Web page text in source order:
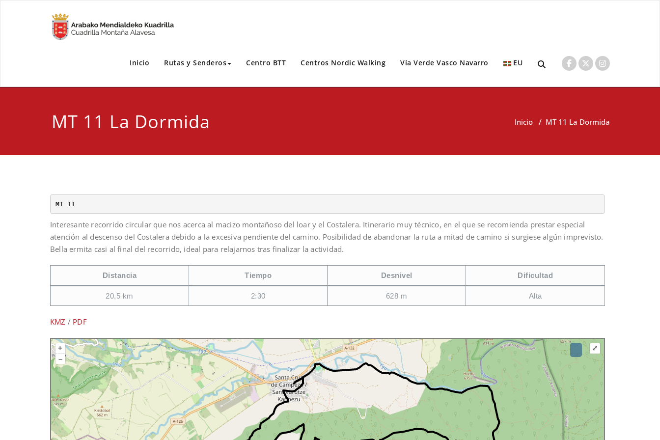
Inicio Rutas y Senderos Centro BTT Centros Nordic Walking Vía Verde Vasco Navarro EU
MT 11 La Dormida Inicio / MT 11 La Dormida
MT 11
Interesante recorrido circular que nos acerca al macizo montañoso del loar y el Costalera. Itinerario muy técnico, en el que se recomienda prestar especial
atención al descenso del Costalera debido a la excesiva pendiente del camino. Posibilidad de abandonar la ruta a mitad de camino si surgiese algún imprevisto.
Bella ermita casi al final del recorrido, ideal para relajarnos tras finalizar la actividad.
Distancia Tiempo Desnivel Dificultad
20,5 km 2:30 628 m Alta
KMZ / PDF
+
–
⤢